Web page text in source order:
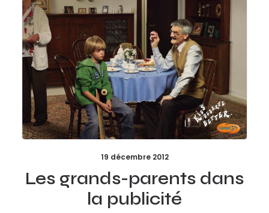
19 décembre 2012
Les grands-parents dans
la publicité